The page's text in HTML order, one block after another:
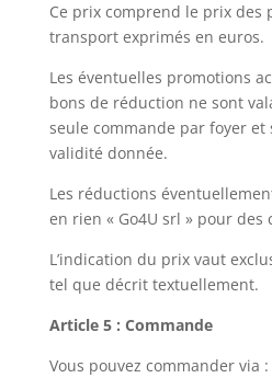
Ce prix comprend le prix des
transport exprimés en euros.
Les éventuelles promotions
bons de réduction ne sont
seule commande par foyer
validité donnée.
Les réductions
en rien « Go4U srl » pour
L’indication du prix vaut
tel que décrit textuellement.
Article 5 : Commande
Vous pouvez commander via :